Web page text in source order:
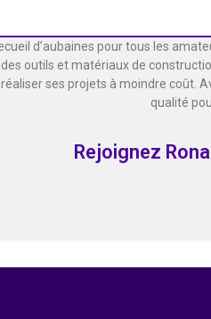
d’aubaines pour tous les
outils et matériaux de
ses projets à moindre coût.
qualité
Rejoignez